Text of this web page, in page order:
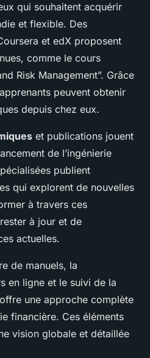
qui souhaitent acquérir
et flexible. Des
et edX proposent
comme le cours
Risk Management”. Grâce
peuvent obtenir
depuis chez eux.
et publications jouent
de l’ingénierie
publient
qui explorent de nouvelles
à travers ces
à jour et de
actuelles.
de manuels, la
en ligne et le suivi de la
une approche complète
financière. Ces éléments
vision globale et détaillée